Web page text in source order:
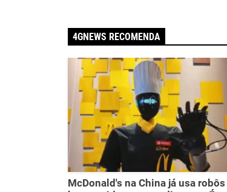
4GNEWS RECOMENDA
McDonald's na China já usa robôs